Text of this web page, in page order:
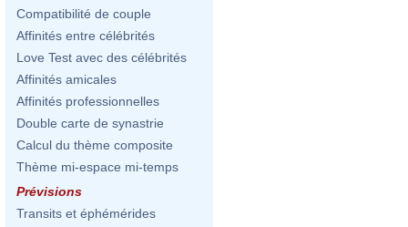
Compatibilité de couple
Affinités entre célébrités
Love Test avec des célébrités
Affinités amicales
Affinités professionnelles
Double carte de synastrie
Calcul du thème composite
Thème mi-espace mi-temps
Prévisions
Transits et éphémérides